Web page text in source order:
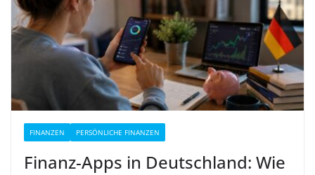
FINANZEN PERSÖNLICHE FINANZEN
Finanz-Apps in Deutschland: Wie